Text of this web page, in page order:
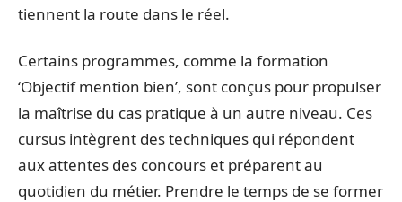
tiennent la route dans le réel.
Certains programmes, comme la formation
‘Objectif mention bien’, sont conçus pour propulser
la maîtrise du cas pratique à un autre niveau. Ces
cursus intègrent des techniques qui répondent
aux attentes des concours et préparent au
quotidien du métier. Prendre le temps de se former